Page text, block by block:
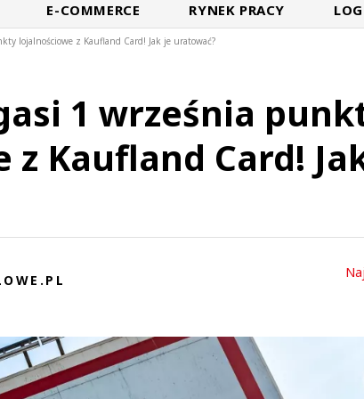
E-COMMERCE RYNEK PRACY
lojalnościowe z Kaufland Card! Jak je uratować?
1 września
Kaufland Card!